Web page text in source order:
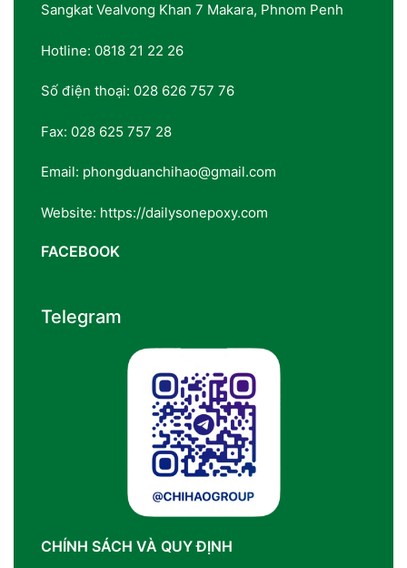
Sangkat Vealvong Khan 7 Makara, Phnom Penh
Hotline: 0818 21 22 26
Số điện thoại: 028 626 757 76
Fax: 028 625 757 28
Email: phongduanchihao@gmail.com
Website: https://dailysonepoxy.com
FACEBOOK
Telegram
CHÍNH SÁCH VÀ QUY ĐỊNH